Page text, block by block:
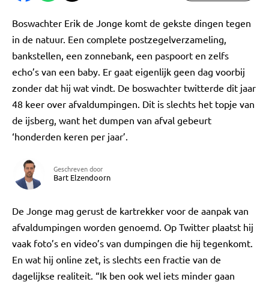
Boswachter Erik de Jonge komt de gekste dingen tegen
in de natuur. Een complete postzegelverzameling,
bankstellen, een zonnebank, een paspoort en zelfs
echo’s van een baby. Er gaat eigenlijk geen dag voorbij
zonder dat hij wat vindt. De boswachter twitterde dit jaar
48 keer over afvaldumpingen. Dit is slechts het topje van
de ijsberg, want het dumpen van afval gebeurt
‘honderden keren per jaar’.
Geschreven door
Bart Elzendoorn
De Jonge mag gerust de kartrekker voor de aanpak van
afvaldumpingen worden genoemd. Op Twitter plaatst hij
vaak foto’s en video’s van dumpingen die hij tegenkomt.
En wat hij online zet, is slechts een fractie van de
dagelijkse realiteit. “Ik ben ook wel iets minder gaan